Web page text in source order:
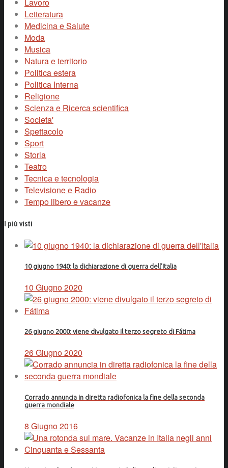
Lavoro
Letteratura
Medicina e Salute
Moda
Musica
Natura e territorio
Politica estera
Politica Interna
Religione
Scienza e Ricerca scientifica
Societa'
Spettacolo
Sport
Storia
Teatro
Tecnica e tecnologia
Televisione e Radio
Tempo libero e vacanze
I più visti
10 giugno 1940: la dichiarazione di guerra dell'Italia
10 Giugno 2020
26 giugno 2000: viene divulgato il terzo segreto di Fátima
26 Giugno 2020
Corrado annuncia in diretta radiofonica la fine della seconda
guerra mondiale
8 Giugno 2016